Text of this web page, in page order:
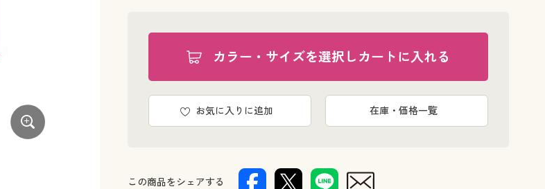
カラー・サイズを選択しカートに入れる
お気に入りに追加 在庫・価格一覧
この商品をシェアする